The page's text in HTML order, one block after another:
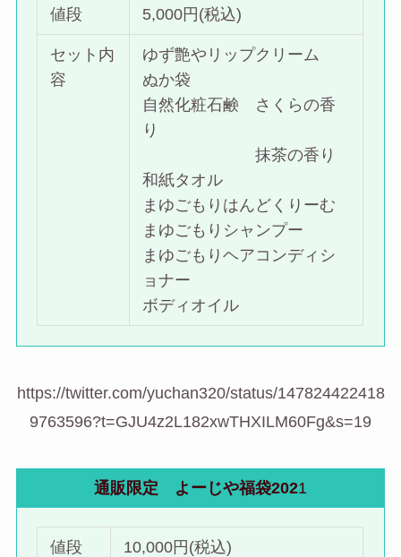
値段 5,000円(税込)
セット内
容
ゆず艶やリップクリーム
ぬか袋
自然化粧石鹸 さくらの香
り
抹茶の香り
和紙タオル
まゆごもりはんどくりーむ
まゆごもりシャンプー
まゆごもりヘアコンディシ
ョナー
ボディオイル
https://twitter.com/yuchan320/status/147824422418
9763596?t=GJU4z2L182xwTHXILM60Fg&s=19
通販限定 よーじや福袋2021
値段 10,000円(税込)